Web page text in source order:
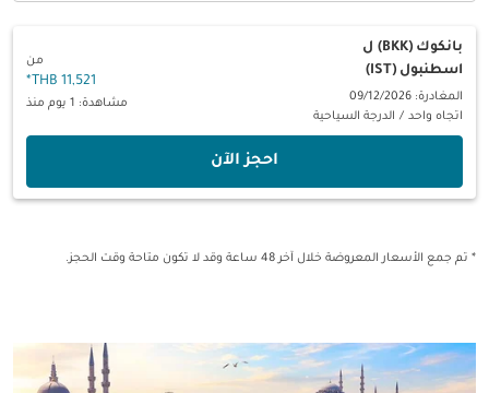
بانكوك (BKK)
ل
اسطنبول (IST)
المغادرة: 09/12/2026
اتجاه واحد / الدرجة السياحية
من
11,521 THB
*
مشاهدة: 1 يوم منذ
‫احجز الآن‬
* تم جمع الأسعار المعروضة خلال آخر 48 ساعة وقد لا تكون متاحة وقت الحجز.